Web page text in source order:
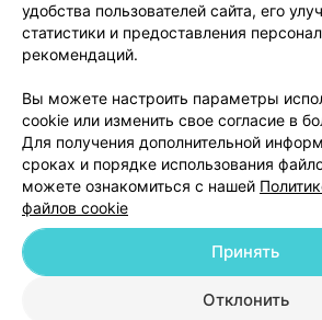
Написать руководителю
Обработка персональных
© 2026 ООО «Артокс Лаб», УНП 191700409
|
удобства пользователей сайта, его
статистики и предоставления
рекомендаций.
Вы можете настроить параметры
cookie или изменить свое согласие в
Для получения дополнительной
сроках и порядке использования
можете ознакомиться с нашей
файлов cookie
Отклонить
Принять